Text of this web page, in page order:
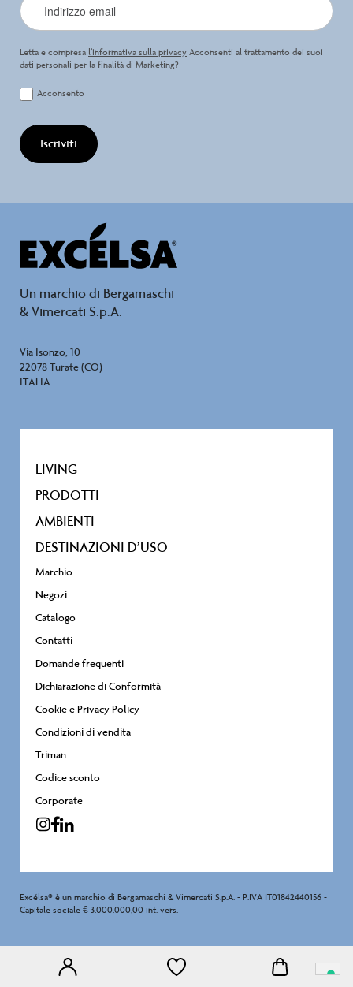
Letta e compresa l’informativa sulla privacy Acconsenti al trattamento dei suoi
dati personali per la finalità di Marketing?
Acconsento
Iscriviti
Un marchio di Bergamaschi
& Vimercati S.p.A.
Via Isonzo, 10
22078 Turate (CO)
ITALIA
LIVING
PRODOTTI
AMBIENTI
DESTINAZIONI D’USO
Marchio
Negozi
Catalogo
Contatti
Domande frequenti
Dichiarazione di Conformità
Cookie e Privacy Policy
Condizioni di vendita
Triman
Codice sconto
Corporate
Excélsa® è un marchio di Bergamaschi & Vimercati S.p.A. - P.IVA IT01842440156 -
Capitale sociale € 3.000.000,00 int. vers.